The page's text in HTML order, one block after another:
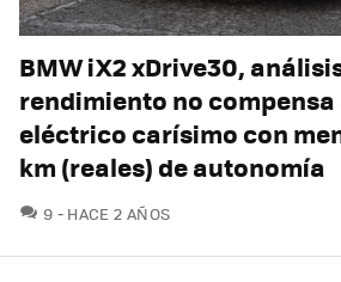
BMW iX2 xDrive30,
rendimiento no compensa
eléctrico carísimo con
km (reales) de autonomía
9 COMENTARIOS
HACE 2 AÑOS